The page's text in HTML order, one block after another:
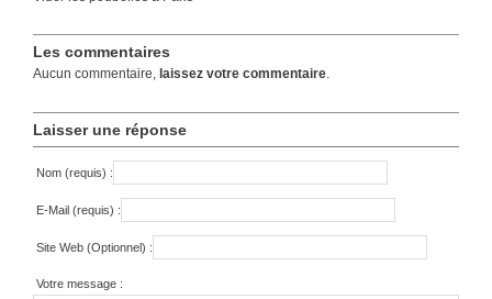
Les commentaires
Aucun commentaire, laissez votre commentaire.
Laisser une réponse
Nom (requis) :
E-Mail (requis) :
Site Web (Optionnel) :
Votre message :